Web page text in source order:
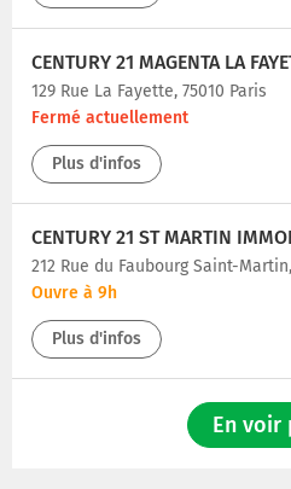
CENTURY 21 MAGENTA LA
129 Rue La Fayette, 75010 Paris
Fermé actuellement
Plus d'infos
CENTURY 21 ST MARTIN
212 Rue du Faubourg Saint-
Ouvre à 9h
Plus d'infos
En voir